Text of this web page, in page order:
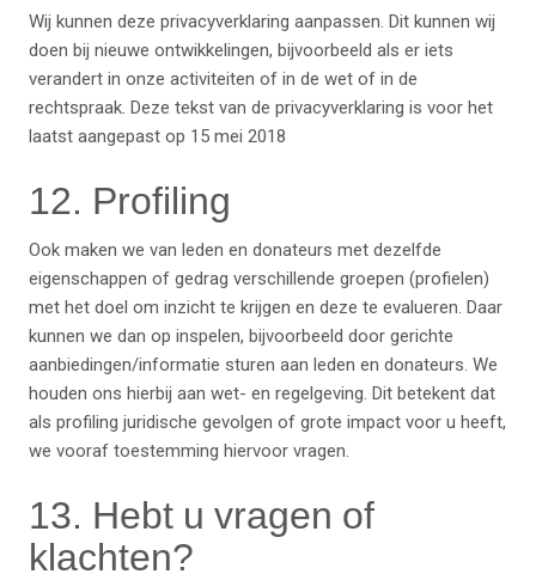
Wij kunnen deze privacyverklaring aanpassen. Dit kunnen wij
doen bij nieuwe ontwikkelingen, bijvoorbeeld als er iets
verandert in onze activiteiten of in de wet of in de
rechtspraak. Deze tekst van de privacyverklaring is voor het
laatst aangepast op 15 mei 2018
12. Profiling
Ook maken we van leden en donateurs met dezelfde
eigenschappen of gedrag verschillende groepen (profielen)
met het doel om inzicht te krijgen en deze te evalueren. Daar
kunnen we dan op inspelen, bijvoorbeeld door gerichte
aanbiedingen/informatie sturen aan leden en donateurs. We
houden ons hierbij aan wet- en regelgeving. Dit betekent dat
als profiling juridische gevolgen of grote impact voor u heeft,
we vooraf toestemming hiervoor vragen.
13. Hebt u vragen of
klachten?